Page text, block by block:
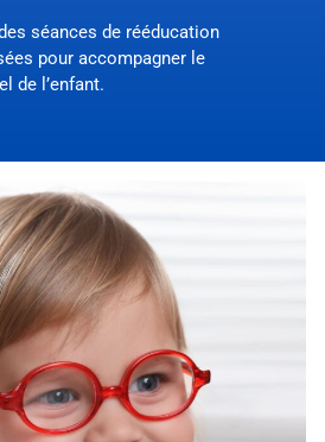
séances de rééducation
pour accompagner le
de l’enfant.